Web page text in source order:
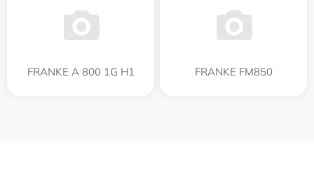
FRANKE A 800 1G H1 FRANKE FM850